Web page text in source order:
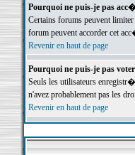
Pourquoi ne puis-je pas
Certains forums peuvent
forum peuvent accorder cet
Revenir en haut de page
Pourquoi ne puis-je pas
Seuls les utilisateurs
n'avez probablement pas les
Revenir en haut de page